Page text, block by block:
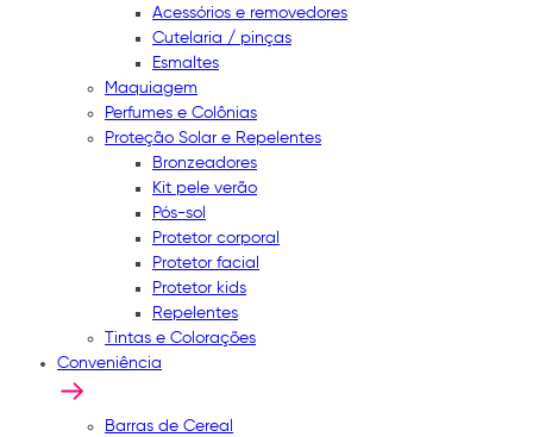
Acessórios e removedores
Cutelaria / pinças
Esmaltes
Maquiagem
Perfumes e Colônias
Proteção Solar e Repelentes
Bronzeadores
Kit pele verão
Pós-sol
Protetor corporal
Protetor facial
Protetor kids
Repelentes
Tintas e Colorações
Conveniência
Barras de Cereal